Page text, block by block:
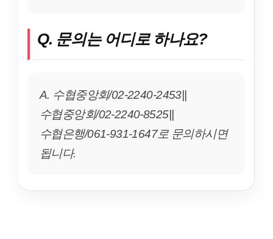
Q. 문의는 어디로 하나요?
A. 수협중앙회/02-2240-2453||
수협중앙회/02-2240-8525||
수협은행/061-931-1647로 문의하시면
됩니다.